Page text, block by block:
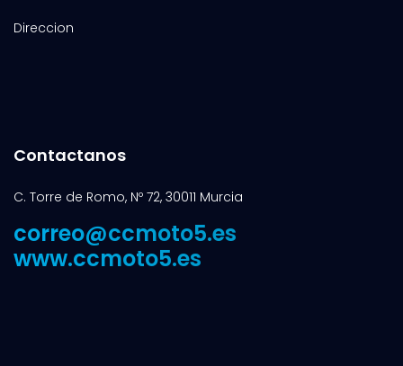
Direccion
Contactanos
C. Torre de Romo, Nº 72, 30011 Murcia
correo@ccmoto5.es
www.ccmoto5.es